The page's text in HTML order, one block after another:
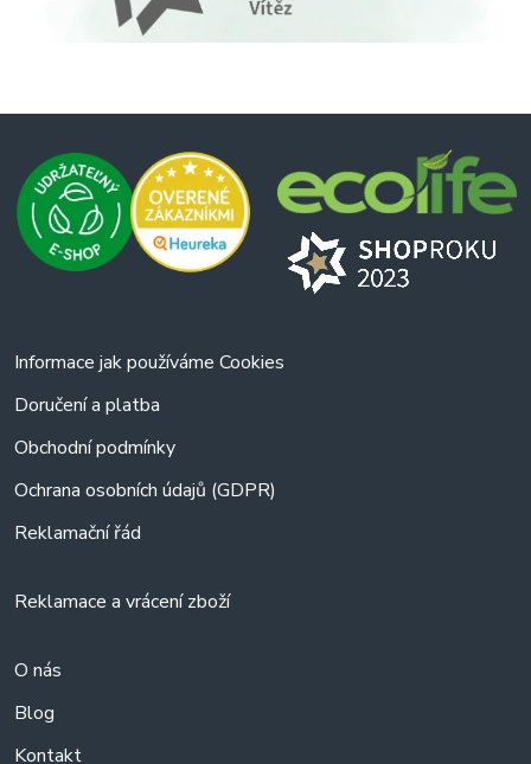
Informace jak používáme Cookies
Doručení a platba
Obchodní podmínky
Ochrana osobních údajů (GDPR)
Reklamační řád
Reklamace a vrácení zboží
O nás
Blog
Kontakt